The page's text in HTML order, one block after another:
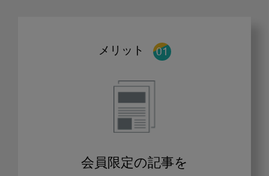
メリット
会員限定の記事を